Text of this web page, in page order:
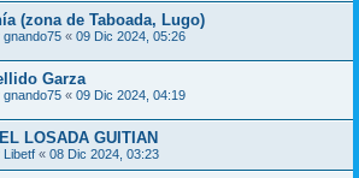
(zona de Taboada, Lugo)
gnando75 « 09 Dic 2024, 05:26
Garza
gnando75 « 09 Dic 2024, 04:19
LOSADA GUITIAN
Libetf « 08 Dic 2024, 03:23